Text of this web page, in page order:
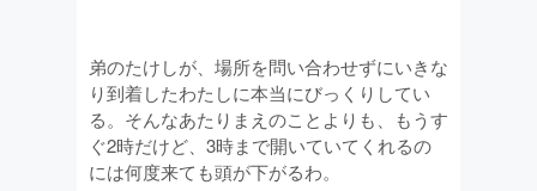
弟のたけしが、場所を問い合わせずにいきな
り到着したわたしに本当にびっくりしてい
る。そんなあたりまえのことよりも、もうす
ぐ2時だけど、3時まで開いていてくれるの
には何度来ても頭が下がるわ。